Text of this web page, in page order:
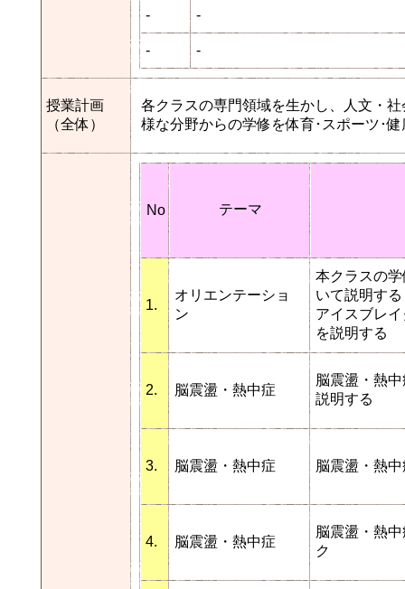
- -
- -
授業計画
（全体）
各クラスの専門領域を生かし、人文・
様な分野からの学修を体育･スポーツ･
No テーマ
1.
オリエンテーショ
ン
本クラスの
いて説明する
アイスブレ
を説明する
2. 脳震盪・熱中症
脳震盪・熱
説明する
3. 脳震盪・熱中症 脳震盪・熱
4. 脳震盪・熱中症
脳震盪・熱
ク